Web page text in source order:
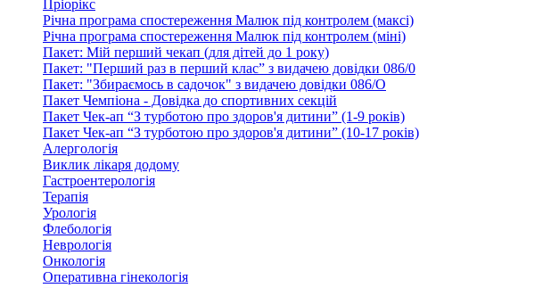
Пріорікс
Річна програма спостереження Малюк під контролем (максі)
Річна програма спостереження Малюк під контролем (міні)
Пакет: Мій перший чекап (для дітей до 1 року)
Пакет: "Перший раз в перший клас” з видачею довідки 086/0
Пакет: "Збираємось в садочок" з видачею довідки 086/О
Пакет Чемпіона - Довідка до спортивних секцій
Пакет Чек-ап “З турботою про здоров'я дитини” (1-9 років)
Пакет Чек-ап “З турботою про здоров'я дитини” (10-17 років)
Алергологія
Виклик лікаря додому
Гастроентерологія
Терапія
Урологія
Флебологія
Неврологія
Онкологія
Оперативна гінекологія